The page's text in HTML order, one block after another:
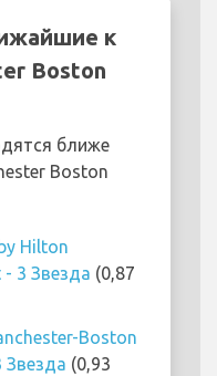
к
Boston
ближе
Boston
Hilton
3 Звезда (0,87
Boston
Звезда (0,93